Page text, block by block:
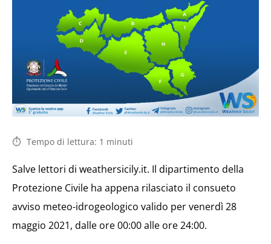
Tempo di lettura: 1 minuti
Salve lettori di weathersicily.it. Il dipartimento della
Protezione Civile ha appena rilasciato il consueto
avviso meteo-idrogeologico valido per venerdì 28
maggio 2021, dalle ore 00:00 alle ore 24:00.